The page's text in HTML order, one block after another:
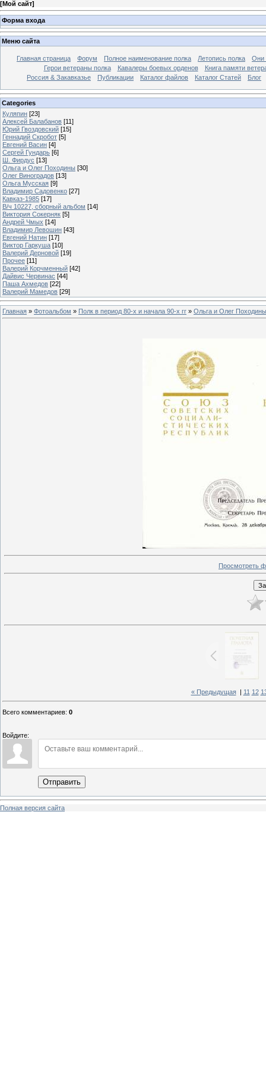
[Мой сайт]
Форма входа
Меню сайта
Главная страница Форум Полное наименование полка Летопись полка
Они
Герои ветераны полка
Кавалеры боевых орденов
Книга памяти
Россия & Закавказье
Публикации Каталог файлов Каталог Cтатей Блог
Categories
Куляпин [23]
Алексей Балабанов [11]
Юрий Гвоздовский [15]
Геннадий Скробот [5]
Евгений Васин [4]
Сергей Гундарь [6]
Ш. Фирдус [13]
Ольга и Олег Походины [30]
Олег Виноградов [13]
Ольга Мусская [9]
Владимир Садовенко [27]
Кавказ-1985 [17]
В/ч 10227, сборный альбом [14]
Виктория Сокерняк [5]
Андрей Чмых [14]
Владимир Левошин [43]
Евгений Натин [17]
Виктор Гаркуша [10]
Валерий Дерновой [19]
Прочее [11]
Валерий Корчменный [42]
Дайвис Червинас [44]
Паша Ахмедов [22]
Валерий Мамедов [29]
Главная » Фотоальбом » Полк в период 80-х и начала 90-х гг » Ольга и Олег Походины
Просмотреть
« Предыдущая| 11 12
Всего комментариев: 0
Войдите:
Отправить
Полная версия сайта